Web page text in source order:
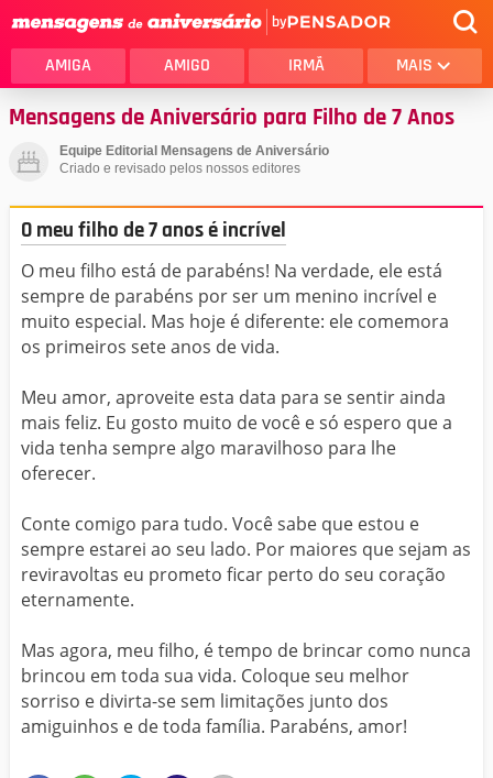
by
AMIGA AMIGO IRMÃ MAIS
Mensagens de Aniversário para Filho de 7 Anos
Equipe Editorial Mensagens de Aniversário
Criado e revisado pelos nossos editores
O meu filho de 7 anos é incrível
O meu filho está de parabéns! Na verdade, ele está
sempre de parabéns por ser um menino incrível e
muito especial. Mas hoje é diferente: ele comemora
os primeiros sete anos de vida.
Meu amor, aproveite esta data para se sentir ainda
mais feliz. Eu gosto muito de você e só espero que a
vida tenha sempre algo maravilhoso para lhe
oferecer.
Conte comigo para tudo. Você sabe que estou e
sempre estarei ao seu lado. Por maiores que sejam as
reviravoltas eu prometo ficar perto do seu coração
eternamente.
Mas agora, meu filho, é tempo de brincar como nunca
brincou em toda sua vida. Coloque seu melhor
sorriso e divirta-se sem limitações junto dos
amiguinhos e de toda família. Parabéns, amor!